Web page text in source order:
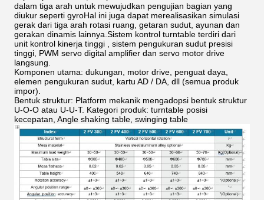
dalam tiga arah untuk mewujudkan pengujian bagian yang
diukur seperti gyroHal ini juga dapat merealisasikan simulasi
gerak dari tiga arah rotasi ruang, getaran sudut, ayunan dan
gerakan dinamis lainnya.Sistem kontrol turntable terdiri dari
unit kontrol kinerja tinggi , sistem pengukuran sudut presisi
tinggi, PWM servo digital amplifier dan servo motor drive
langsung.
Komponen utama: dukungan, motor drive, penguat daya,
elemen pengukuran sudut, kartu AD / DA, dll (semua produk
impor).
Bentuk struktur: Platform mekanik mengadopsi bentuk struktur
U-O-O atau U-U-T. Kategori produk: turntable posisi
kecepatan, Angle shaking table, swinging table